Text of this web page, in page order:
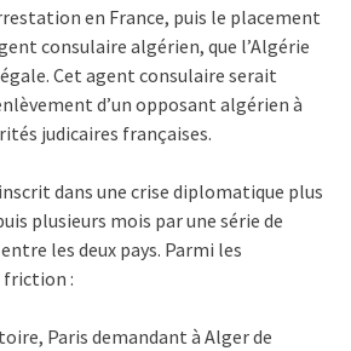
en France, puis le placement
consulaire algérien, que l’Algérie
Cet agent consulaire serait
d’un opposant algérien à
judicaires françaises.
dans une crise diplomatique plus
plusieurs mois par une série de
les deux pays. Parmi les
friction :
Paris demandant à Alger de